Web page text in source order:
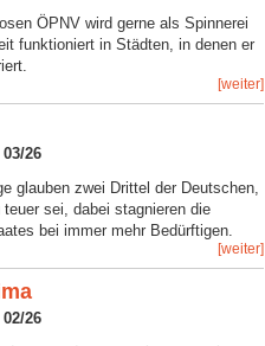
ÖPNV wird gerne als Spinnerei
funktioniert in Städten, in denen er
[weiter]
26
glauben zwei Drittel der Deutschen,
sei, dabei stagnieren die
bei immer mehr Bedürftigen.
[weiter]
26